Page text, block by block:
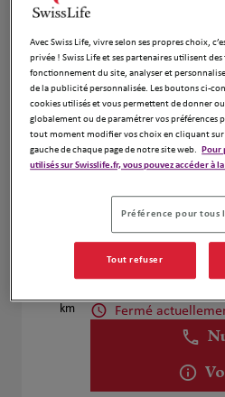
4
7.83 km
Fd Assurance
12 Rue Du General
78350 Jouy En Josas
Fermé
km
Corinne Peron
40 Avenue de la Cour
Fermé
Avec Swiss Life, vivre selon ses propres choix,
privée ! Swiss Life et ses partenaires utilisent
fonctionnement du site, analyser et
de la publicité personnalisée. Les boutons ci-
cookies utilisés et vous permettent de donner
globalement ou de paramétrer vos préférences
tout moment modifier vos choix en cliquant sur
gauche de chaque page de notre site web. Pour
utilisés sur Swisslife.fr, vous pouvez accéder à
Préférence pour tous
Tout refuser